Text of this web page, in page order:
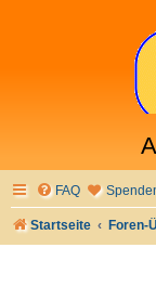
FAQ
Startseite Foren-